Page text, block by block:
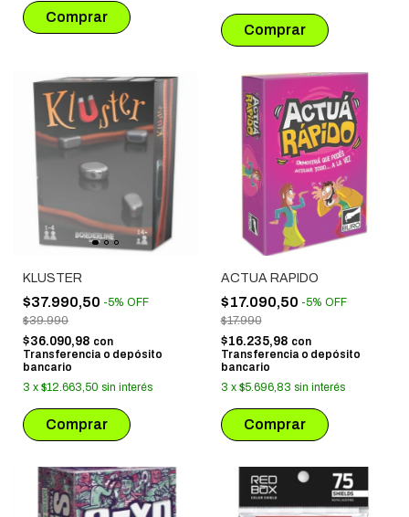
KLUSTER
$37.990,50 -5% OFF
$39.990
$36.090,98 con
Transferencia o depósito
bancario
3 x $12.663,50 sin interés
ACTUA RAPIDO
$17.090,50 -5% OFF
$17.990
$16.235,98 con
Transferencia o depósito
bancario
3 x $5.696,83 sin interés